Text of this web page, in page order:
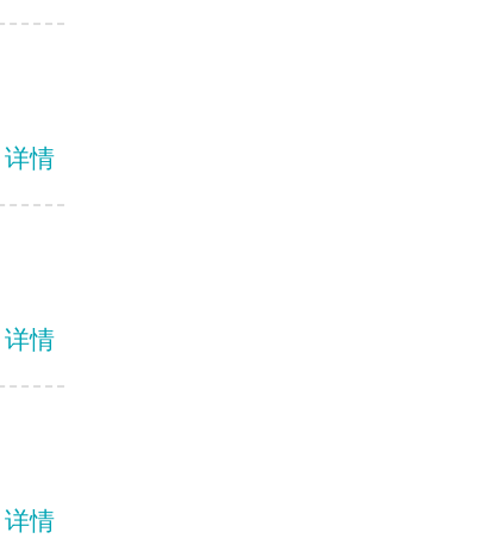
详情
详情
详情